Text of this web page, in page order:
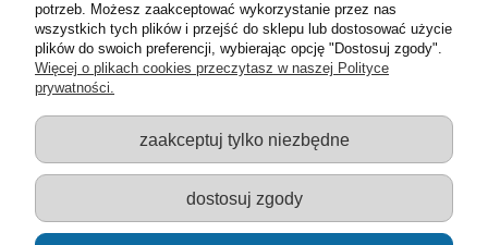
Sklep z zabawkami Łódź :: Hurownia zabawek :: Zabawki
edukacyjne :: Zestawy artystyczne :: Zabawki :: samochody Welly
:: Zabawkownia :: zabawki dla dzieci :: Lalki :: Klocki :: Artykuły
szkolne ::
pokaż pełną wersję strony
potrzeb. Możesz zaakceptować wykorzystanie przez nas
wszystkich tych plików i przejść do sklepu lub dostosować użycie
plików do swoich preferencji, wybierając opcję "Dostosuj zgody".
Więcej o plikach cookies przeczytasz w naszej Polityce
prywatności.
zaakceptuj tylko niezbędne
dostosuj zgody